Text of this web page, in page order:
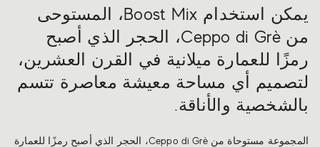
يمكن استخدام Boost Mix، المستوحى
من Ceppo di Grè، الحجر الذي أصبح
رمزًا للعمارة ميلانية في القرن العشرين،
لتصميم أي مساحة معيشة معاصرة تتسم
بالشخصية والأناقة.
المجموعة مستوحاة من Ceppo di Grè، الحجر الذي أصبح رمزًا للعمارة